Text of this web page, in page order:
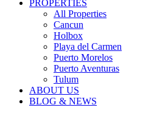
PROPERTIES
All Properties
Cancun
Holbox
Playa del Carmen
Puerto Morelos
Puerto Aventuras
Tulum
ABOUT US
BLOG & NEWS